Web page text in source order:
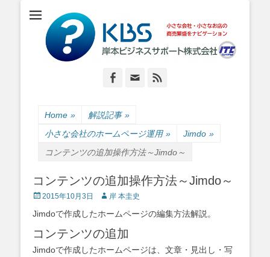
岸本ビジネスサポ
ート株式会社
小さな会社・小さなお店のIT経営をナビゲーション
Facebook
Email
Home » 解説記事 »
小さな会社のホームページ運用 » Jimdo »
コンテンツの追加操作方法～Jimdo～
コンテンツの追加操作方法～Jimdo～
Posted
2015年10月3日 Author
岸 本圭史
Jimdoで作成したホームページの編集方法解説。
コンテンツの追加
Jimdoで作成したホームページは、文章・見出し・写